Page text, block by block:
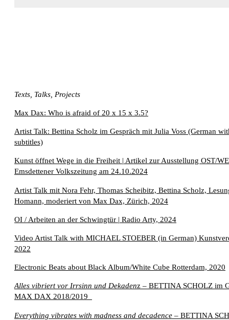
Texts, Talks, Projects
Max Dax: Who is afraid of 20 x 15 x 3.5?
Artist Talk: Bettina Scholz im Gespräch mit Julia Voss (German
subtitles)
Kunst öffnet Wege in die Freiheit | Artikel zur Ausstellung OST/
Emsdettener Volkszeitung am 24.10.2024
Artist Talk mit Nora Fehr, Thomas Scheibitz, Bettina Scholz,
Homann, moderiert von Max Dax, Zürich, 2024
OI / Arbeiten an der Schwingtür | Radio Arty, 2024
Video Artist Talk with MICHAEL STOEBER (in German)
2022
Electronic Beats about Black Album/White Cube Rotterdam, 2020
Alles vibriert vor Irrsinn und Dekadenz – BETTINA SCHOLZ im
MAX DAX 2018/2019
Everything vibrates with madness and decadence – BETTINA